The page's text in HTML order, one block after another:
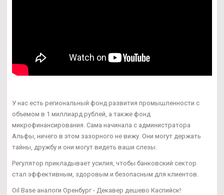
У нас есть региональный фонд развития промышленности с
объемом в 1 миллиард рублей, а также фонд
микрофинансирования. Сама начинала с администратора
Альфы, ничего в этом зазорного не вижу. Они могут держать
тайны, дружбу и они могут видеть ваши слезы.
Регулятор прикладывает усилия, чтобы банковский сектор
стал эффективным, здоровым и безопасным для клиентов.
Oil Base аналоги Оренбург - Декавер дешево Каспийск!